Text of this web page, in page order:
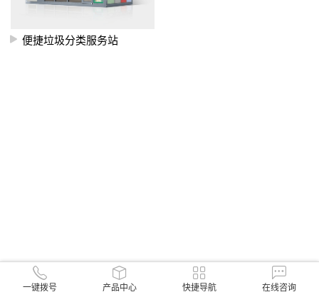
便捷垃圾分类服务站
一键拨号 产品中心 快捷导航 在线咨询